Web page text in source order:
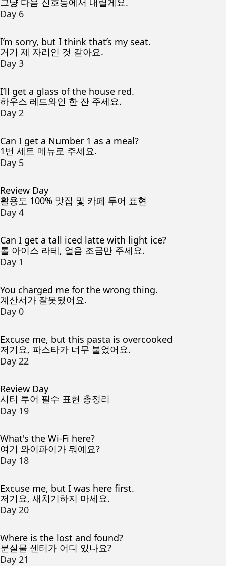
Day 6
I’m sorry, but I think that’s my seat.
거기 제 자리인 것 같아요.
Day 3
I’ll get a glass of the house red.
하우스 레드와인 한 잔 주세요.
Day 2
Can I get a Number 1 as a meal?
1번 세트 메뉴로 주세요.
Day 5
Review Day
활용도 100% 맛집 및 카페 투어 표현
Day 4
Can I get a tall iced latte with light ice?
톨 아이스 라테, 얼음 조금만 주세요.
Day 1
You charged me for the wrong thing.
계산서가 잘못됐어요.
Day 0
Excuse me, but this pasta is overcooked
저기요, 파스타가 너무 불었어요.
Day 22
Review Day
시티 투어 필수 표현 총정리
Day 19
What's the Wi-Fi here?
여기 와이파이가 뭐예요?
Day 18
Excuse me, but I was here first.
저기요, 새치기하지 마세요.
Day 20
Where is the lost and found?
분실물 센터가 어디 있나요?
Day 21